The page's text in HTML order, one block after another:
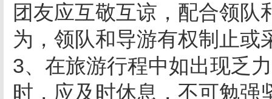
团友应互敬互谅，配合领
为，领队和导游有权制止或
3、在旅游行程中如出现乏
时，应及时休息，不可勉强